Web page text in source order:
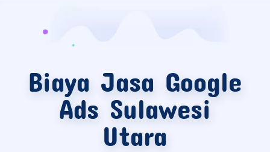
Biaya Jasa Google
Ads Sulawesi
Utara